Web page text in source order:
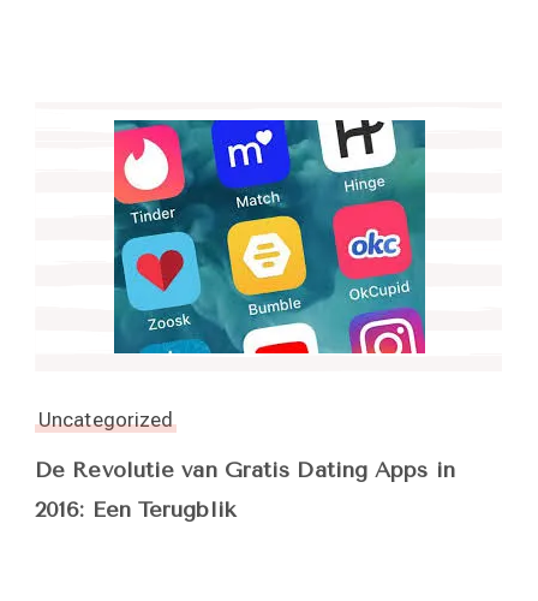
Uncategorized
De Revolutie van Gratis Dating Apps in
2016: Een Terugblik